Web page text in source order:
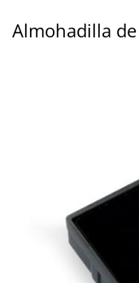
Almohadilla